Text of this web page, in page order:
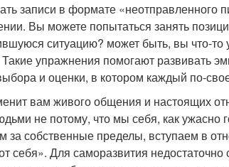
записи в формате «неотправленного
Вы можете попытаться занять
ситуацию? может быть, вы что-то
упражнения помогают развивать
и оценки, в котором каждый по-
вам живого общения и настоящих
не потому, что мы себя, как ужасно
за собственные пределы, вступаем в
себя». Для саморазвития